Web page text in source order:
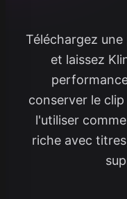
Téléchargez
et laissez
conserver le
l'utiliser
riche avec